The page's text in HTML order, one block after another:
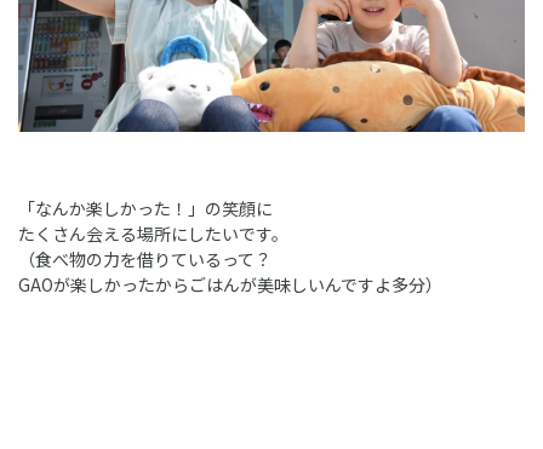
「なんか楽しかった！」の笑顔に
たくさん会える場所にしたいです。
（食べ物の力を借りているって？
GAOが楽しかったからごはんが美味しいんですよ多分）